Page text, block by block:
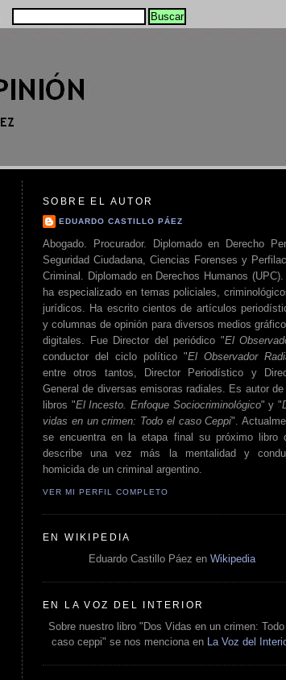
SOBRE EL AUTOR
EDUARDO CASTILLO PÁEZ
Abogado. Procurador. Diplomado en Derecho
Seguridad Ciudadana, Ciencias Forenses y
Criminal. Diplomado en Derechos Humanos
ha especializado en temas policiales,
jurídicos. Ha escrito cientos de artículos
y columnas de opinión para diversos medios
digitales. Fue Director del periódico "El
conductor del ciclo político "El Observador
entre otros tantos, Director Periodístico y
General de diversas emisoras radiales. Es autor de
libros "El Incesto. Enfoque Sociocriminológico" y "
vidas en un crimen: Todo el caso Ceppi".
se encuentra en la etapa final su próximo libro
describe una vez más la mentalidad y
homicida de un criminal argentino.
VER MI PERFIL COMPLETO
EN WIKIPEDIA
Eduardo Castillo Páez en Wikipedia
EN LA VOZ DEL INTERIOR
Sobre nuestro libro "Dos Vidas en un crimen: Todo
caso ceppi" se nos menciona en
La Voz del